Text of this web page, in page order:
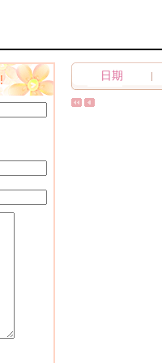
日期